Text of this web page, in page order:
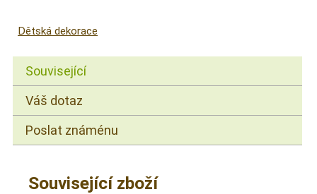
Dětská dekorace
Související
Váš dotaz
Poslat známénu
Související zboží